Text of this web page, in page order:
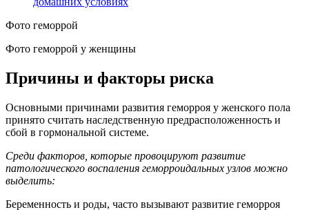
Фото геморрой
Фото геморрой у женщины
Причины и факторы риска
Основными причинами развития геморроя у женского пола
принято считать наследственную предрасположенность и
сбой в гормональной системе.
Среди факторов, которые провоцируют развитие
патологического воспаления геморроидальных узлов можно
выделить:
Беременность и роды, часто вызывают развитие геморроя